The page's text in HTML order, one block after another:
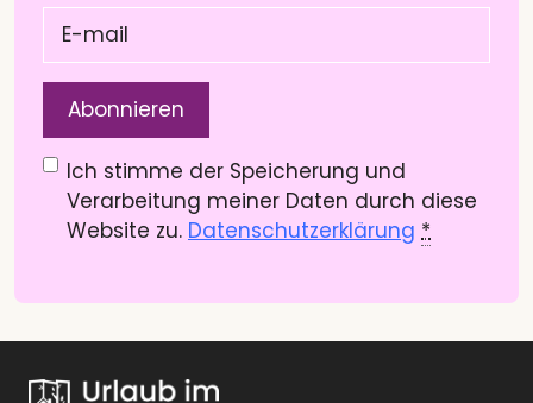
Datenschutzerklärung(Pflichtfeld)
Ich stimme der Speicherung und
Verarbeitung meiner Daten durch diese
Website zu. Datenschutzerklärung *
mail (Pflichtfeld)